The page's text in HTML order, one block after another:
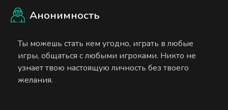
Анонимность
Ты можешь стать кем угодно, играть в любые
игры, общаться с любыми игроками. Никто не
узнает твою настоящую личность без твоего
желания.